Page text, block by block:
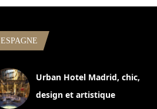
ESPAGNE
Urban Hotel Madrid, chic,
design et artistique